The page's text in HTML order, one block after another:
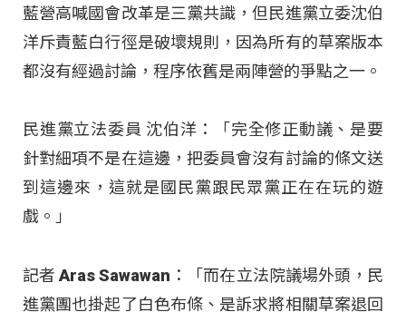
藍營高喊國會改革是三黨共識，但民進黨立委沈伯
洋斥責藍白行徑是破壞規則，因為所有的草案版本
都沒有經過討論，程序依舊是兩陣營的爭點之一。
民進黨立法委員 沈伯洋：「完全修正動議、是要
針對細項不是在這邊，把委員會沒有討論的條文送
到這邊來，這就是國民黨跟民眾黨正在在玩的遊
戲。」
記者 Aras Sawawan：「而在立法院議場外頭，民
進黨團也掛起了白色布條、是訴求將相關草案退回